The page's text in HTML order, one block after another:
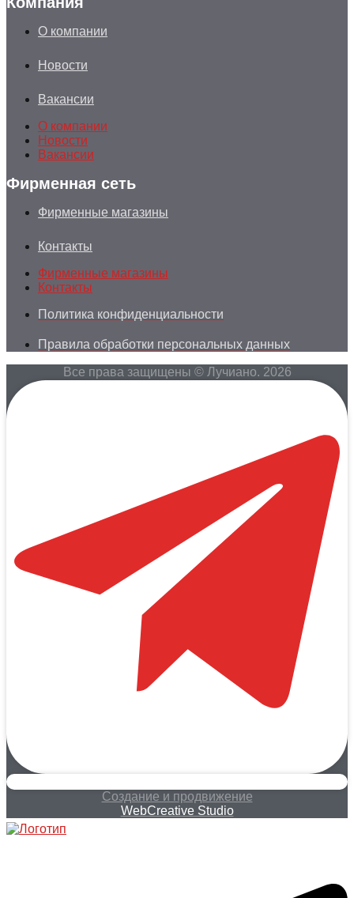
О компании
Новости
Вакансии
О компании
Новости
Вакансии
Фирменная сеть
Фирменные магазины
Контакты
Фирменные магазины
Контакты
Политика конфиденциальности
Правила обработки персональных данных
Все права защищены © Лучиано. 2026
Создание и продвижение
WebCreative Studio